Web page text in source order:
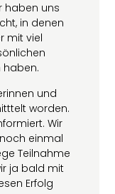
haben uns
in denen
mit viel
haben.
und
worden.
Wir
einmal
Teilnahme
ja bald mit
Erfolg